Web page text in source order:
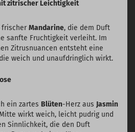
zitrischer Leichtigkeit
frischerMandarine, die dem Duft
sanfte Fruchtigkeit verleiht. Im
Zitrusnuancen entsteht eine
weich und unaufdringlich wirkt.
ein zartes Blüten-Herz aus Jasmin
wirkt weich, leicht pudrig und
Sinnlichkeit, die den Duft